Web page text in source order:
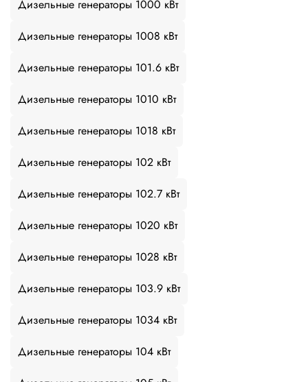
Дизельные генераторы 1000 кВт
Дизельные генераторы 1008 кВт
Дизельные генераторы 101.6 кВт
Дизельные генераторы 1010 кВт
Дизельные генераторы 1018 кВт
Дизельные генераторы 102 кВт
Дизельные генераторы 102.7 кВт
Дизельные генераторы 1020 кВт
Дизельные генераторы 1028 кВт
Дизельные генераторы 103.9 кВт
Дизельные генераторы 1034 кВт
Дизельные генераторы 104 кВт